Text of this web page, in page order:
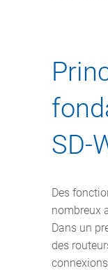
SD-
Des
nombreux
Dans un
des